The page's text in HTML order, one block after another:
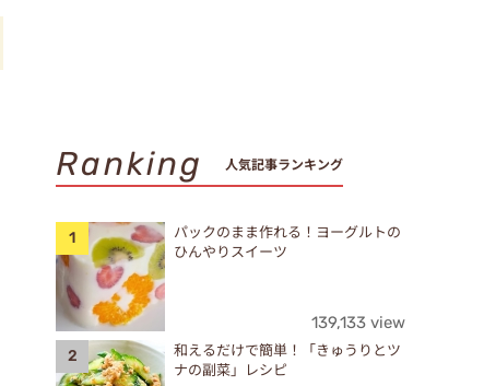
Ranking 人気記事ランキング
パックのまま作れる！ヨーグルトの
ひんやりスイーツ
139,133 view
和えるだけで簡単！「きゅうりとツ
ナの副菜」レシピ